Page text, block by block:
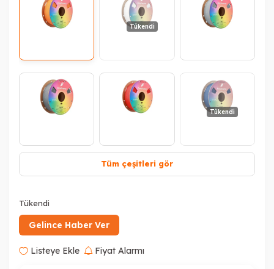
Tükendi
Tükendi
Tüm çeşitleri gör
Tükendi
Gelince Haber Ver
Listeye Ekle Fiyat Alarmı